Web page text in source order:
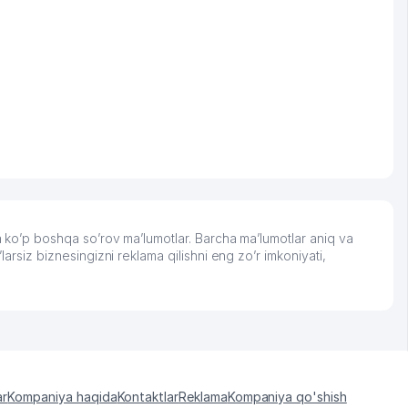
boshqa so’rov ma’lumotlar. Barcha ma’lumotlar aniq va
biznesingizni reklama qilishni eng zo’r imkoniyati,
Kompaniya haqidaKontaktlarReklamaKompaniya qo'shish